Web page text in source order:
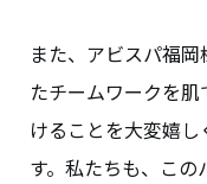
また、アビスパ福
たチームワークを
けることを大変嬉
す。私たちも、こ